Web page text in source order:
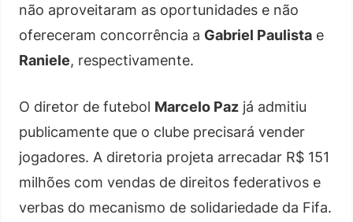
não aproveitaram as oportunidades e não
ofereceram concorrência a Gabriel Paulista e
Raniele, respectivamente.
O diretor de futebol Marcelo Paz já admitiu
publicamente que o clube precisará vender
jogadores. A diretoria projeta arrecadar R$ 151
milhões com vendas de direitos federativos e
verbas do mecanismo de solidariedade da Fifa.